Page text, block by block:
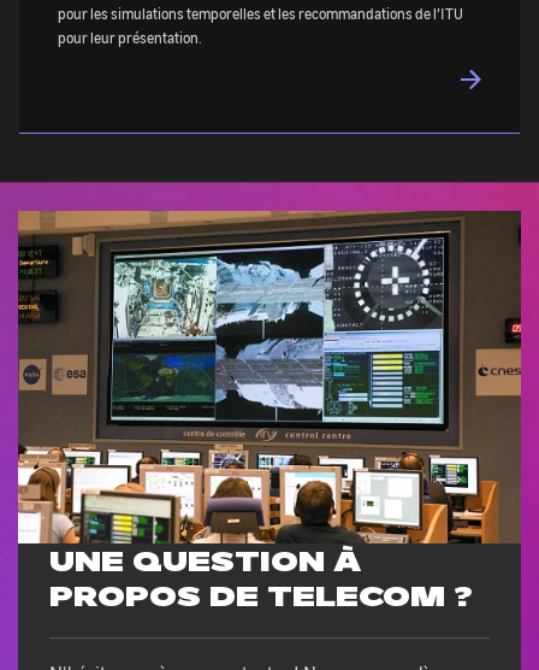
pour les simulations temporelles et les recommandations de l’ITU
pour leur présentation.
UNE QUESTION À
PROPOS DE TELECOM ?